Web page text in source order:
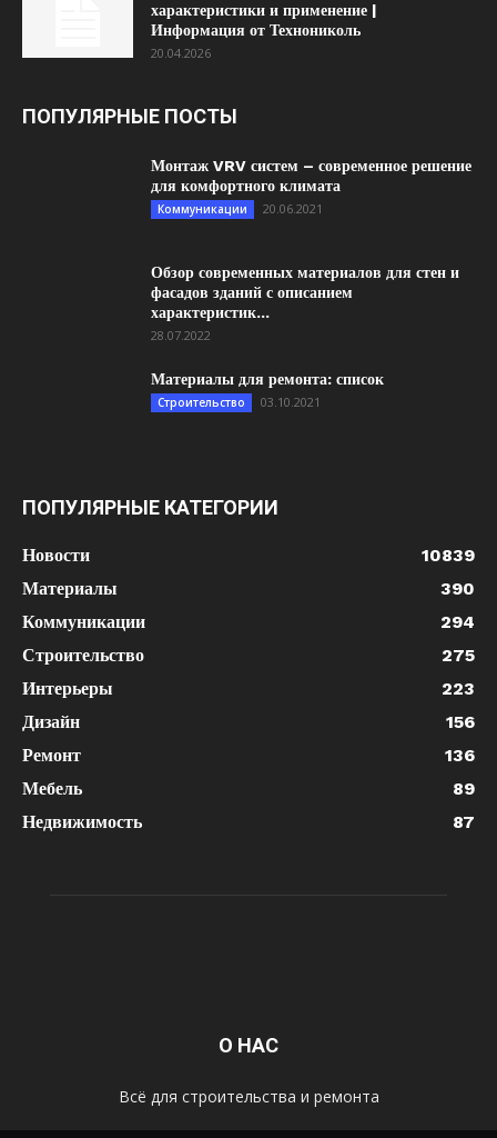
характеристики и применение |
Информация от Технониколь
20.04.2026
ПОПУЛЯРНЫЕ ПОСТЫ
Монтаж VRV систем – современное решение
для комфортного климата
Коммуникации 20.06.2021
Обзор современных материалов для стен и
фасадов зданий с описанием
характеристик...
28.07.2022
Материалы для ремонта: список
Строительство 03.10.2021
ПОПУЛЯРНЫЕ КАТЕГОРИИ
Новости
10839
Материалы
390
Коммуникации
294
Строительство
275
Интерьеры
223
Дизайн
156
Ремонт
136
Мебель
89
Недвижимость
87
О НАС
Всё для строительства и ремонта